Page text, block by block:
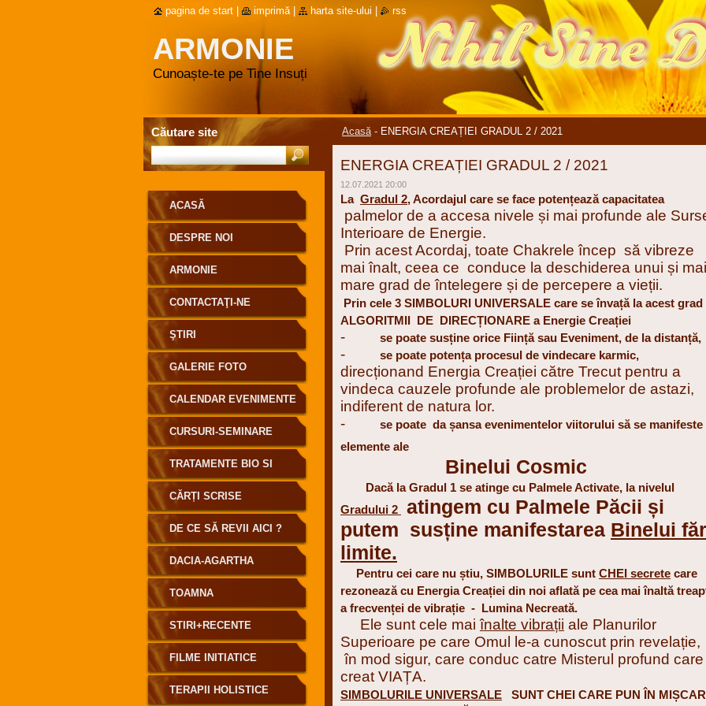
ARMONIE
Cunoaște-te pe Tine Insuți
Acasă - ENERGIA CREAȚIEI GRADUL 2 / 2021
ENERGIA CREAȚIEI GRADUL 2 / 2021
12.07.2021 20:00
La Gradul 2,Acordajul care se face potențează capacitatea
palmelor de a accesa nivele și mai profunde ale
Interioare de Energie.
Prin acest Acordaj, toate Chakrele încep să vibreze
mai înalt, ceea ce conduce la deschiderea unui și mai
mare grad de întelegere și de percepere a vieții.
Prin cele 3 SIMBOLURI UNIVERSALE care se învață la acest grad
ALGORITMII DE DIRECȚIONARE a Energie Creației
- se poate susține orice Ființă sau Eveniment, de la distanță,
- se poate potența procesul de vindecare karmic,
direcționand Energia Creației către Trecut pentru a
vindeca cauzele profunde ale problemelor de astazi,
indiferent de natura lor.
-
se poate da șansa evenimentelor viitorului să se manifeste
elemente ale
Binelui Cosmic
Dacă la Gradul 1 se atinge cu Palmele Activate, la nivelul
Gradului 2
atingem cu Palmele Păcii și
putem susține manifestarea Binelui
limite.
Pentru cei care nu știu, SIMBOLURILE sunt CHEI secrete care
rezonează cu Energia Creației din noi aflată pe cea mai înaltă
a frecvenței de vibrație - Lumina Necreată.
Ele sunt cele maiînalte vibrații ale Planurilor
Superioare pe care Omul le-a cunoscut prin revelație,
în mod sigur, care conduc catre Misterul profund care
creat VIAȚA.
SIMBOLURILE UNIVERSALE SUNT CHEI CARE PUN ÎN
ACASĂ
DESPRE NOI
ARMONIE
CONTACTAŢI-NE
ŞTIRI
GALERIE FOTO
CALENDAR EVENIMENTE
CURSURI-SEMINARE
TRATAMENTE BIO SI
INFORENERGETICE
CĂRȚI SCRISE
DE CE SĂ REVII AICI ?
DACIA-AGARTHA
TOAMNA
STIRI+RECENTE
FILME INITIATICE
TERAPII HOLISTICE
Căutare site
pagina de start imprimă harta site-ului rss